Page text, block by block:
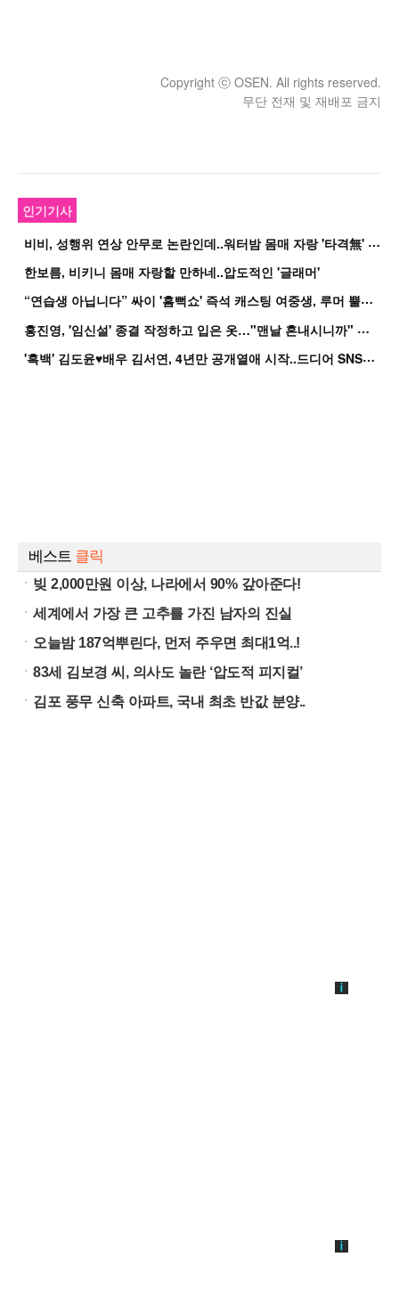
Copyright ⓒ OSEN. All rights reserved.
무단 전재 및 재배포 금지
인기기사
비
비, 성행위 연상 안무로 논란인데..워터밤 몸매 자랑 '타격無' 근황
한보름, 비키니 몸매 자랑할 만하네..압도적인 '글래머'
“
연습생 아닙니다” 싸이 '흠뻑쇼' 즉석 캐스팅 여중생, 루머 뿔났다[Oh!쎈 이...
홍
진영, '임신설' 종결 작정하고 입은 옷…"맨날 혼내시니까" 억울
'
흑백' 김도윤♥배우 김서연, 4년만 공개열애 시작..드디어 SNS에 노출 [핫피...